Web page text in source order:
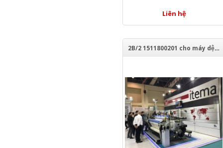
Liên hệ
2B/2 1511800201 cho máy dệt Itema